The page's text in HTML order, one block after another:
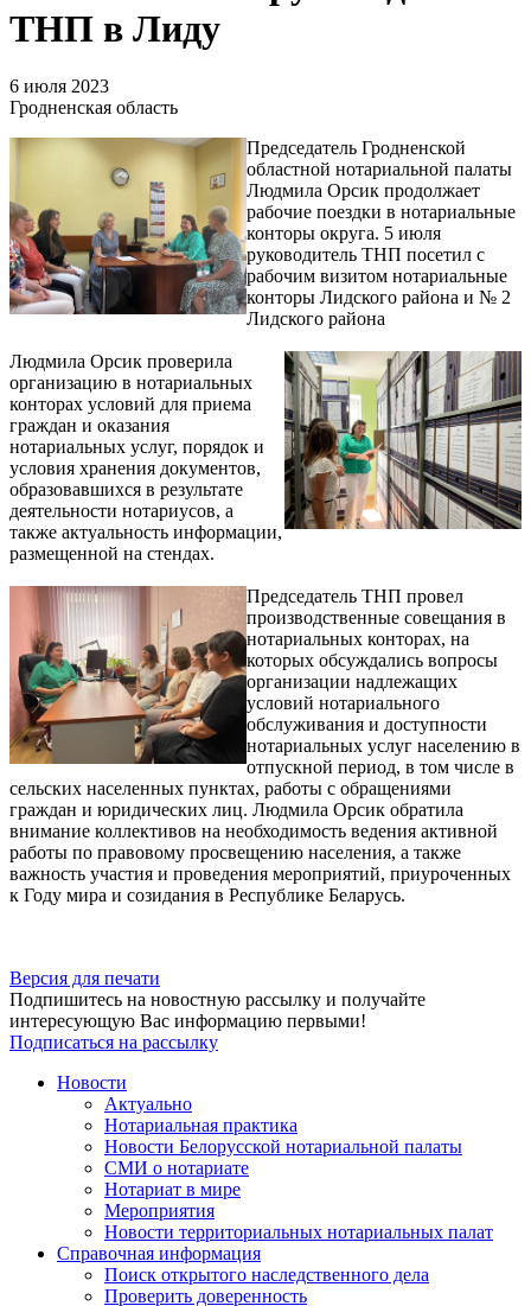
ТНП в Лиду
6 июля 2023
Гродненская область
Председатель Гродненской
областной нотариальной палаты
Людмила Орсик продолжает
рабочие поездки в нотариальные
конторы округа. 5 июля
руководитель ТНП посетил с
рабочим визитом нотариальные
конторы Лидского района и № 2
Лидского района
Людмила Орсик проверила
организацию в нотариальных
конторах условий для приема
граждан и оказания
нотариальных услуг, порядок и
условия хранения документов,
образовавшихся в результате
деятельности нотариусов, а
также актуальность информации,
размещенной на стендах.
Председатель ТНП провел
производственные совещания в
нотариальных конторах, на
которых обсуждались вопросы
организации надлежащих
условий нотариального
обслуживания и доступности
нотариальных услуг населению в
отпускной период, в том числе в
сельских населенных пунктах, работы с обращениями
граждан и юридических лиц. Людмила Орсик обратила
внимание коллективов на необходимость ведения активной
работы по правовому просвещению населения, а также
важность участия и проведения мероприятий, приуроченных
к Году мира и созидания в Республике Беларусь.
Версия для печати
Подпишитесь на новостную рассылку и получайте
интересующую Вас информацию первыми!
Подписаться на рассылку
Новости
Актуально
Нотариальная практика
Новости Белорусской нотариальной палаты
СМИ о нотариате
Нотариат в мире
Мероприятия
Новости территориальных нотариальных палат
Справочная информация
Поиск открытого наследственного дела
Проверить доверенность